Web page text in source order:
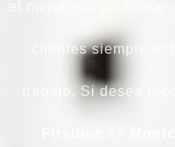
el mejor equipo
clientes siempre
trabajo. Si desea